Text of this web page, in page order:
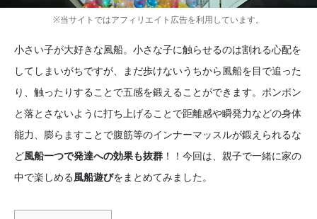
※当サイトではアフィリエイト広告を利用しています。
小さい子が大好きな風船。小さな子に触らせるのは割れる心配を
してしまいがちですが、まだ歩けないうちから風船を目で追った
り、触ったりすることで五感を鍛えることができます。ポンポン
と落とさないように打ち上げることで距離感や瞬発力などの身体
能力、膨らますことで腹筋等のインナーマッスルが鍛えられるな
ど風船一つで発達への効果も抜群 ！！今回は、親子で一緒に家の
中で楽しめる風船遊びをまとめてみました。